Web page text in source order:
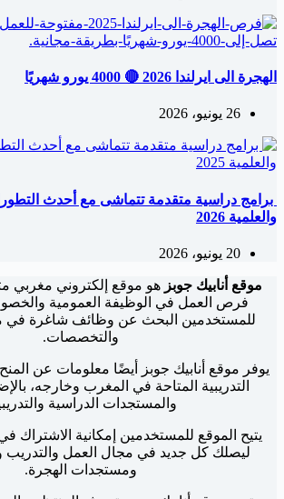
الهجرة الى ايرلندا 2026 🔴 4000 يورو شهريًا
26 يونيو، 2026
برامج دراسية متقدمة تتماشى مع أحدث
والعلمية 2026
20 يونيو، 2026
موقع أنابيك جوبزهو موقع إلكتروني مغربي
فرص العمل في الوظيفة العمومية
للمستخدمين البحث عن وظائف شاغرة في
والتخصصات.
يوفر موقع أنابيك جوبز أيضًا معلومات عن المنح
التدريبية المتاحة في المغرب وخارجه،
والمستجدات الدراسية
يتيح الموقع للمستخدمين إمكانية الاشتراك في
ليصلك كل جديد في مجال العمل والتدريب
ومستجدات الهجرة.